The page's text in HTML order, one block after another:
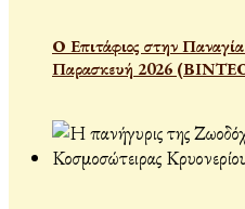
Ο Επιτάφιος στην
Παρασκευή 2026